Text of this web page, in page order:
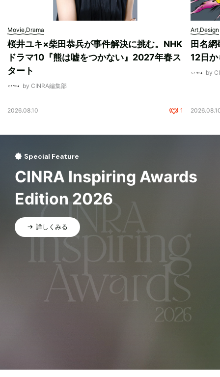
Movie,Drama
桜井ユキ×柴田恭兵が事件解決に挑む。NHK
ドラマ10『熊は嘘をつかない』2027年春ス
タート
by CINRA編集部
2026.08.10 1
Art,Design
田名網
12日
by
Special Feature
CINRA Inspiring Awards
Edition 2026
詳しくみる